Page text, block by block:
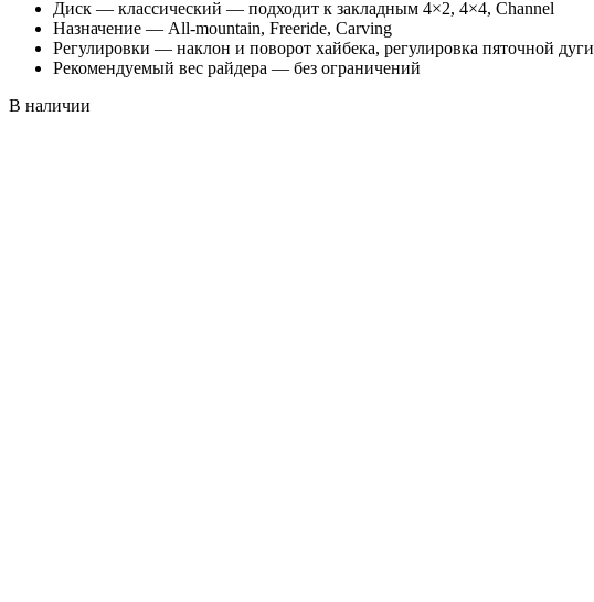
Диск — классический — подходит к закладным 4×2, 4×4, Channel
Назначение — All-mountain, Freeride, Carving
Регулировки — наклон и поворот хайбека, регулировка пяточной дуги
Рекомендуемый вес райдера — без ограничений
В наличии